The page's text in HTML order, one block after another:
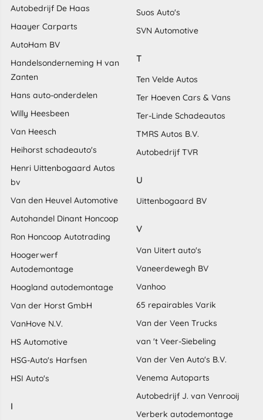
Autobedrijf De Haas
Haayer Carparts
AutoHam BV
Handelsonderneming H van
Zanten
Hans auto-onderdelen
Willy Heesbeen
Van Heesch
Heihorst schadeauto's
Henri Uittenbogaard Autos
bv
Van den Heuvel Automotive
Autohandel Dinant Honcoop
Ron Honcoop Autotrading
Hoogerwerf
Autodemontage
Hoogland autodemontage
Van der Horst GmbH
VanHove N.V.
HS Automotive
HSG-Auto's Harfsen
HSI Auto's
I
Suos Auto's
SVN Automotive
T
Ten Velde Autos
Ter Hoeven Cars & Vans
Ter-Linde Schadeautos
TMRS Autos B.V.
Autobedrijf TVR
U
Uittenbogaard BV
V
Van Uitert auto's
Vaneerdewegh BV
Vanhoo
65 repairables Varik
Van der Veen Trucks
van 't Veer-Siebeling
Van der Ven Auto's B.V.
Venema Autoparts
Autobedrijf J. van Venrooij
Verberk autodemontage